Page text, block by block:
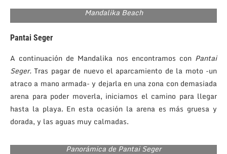
Mandalika Beach
Pantai Seger
A continuación de Mandalika nos encontramos con Pantai
Seger.Tras pagar de nuevo el aparcamiento de la moto -un
atraco a mano armada- y dejarla en una zona con demasiada
arena para poder moverla, iniciamos el camino para llegar
hasta la playa. En esta ocasión la arena es más gruesa y
dorada, y las aguas muy calmadas.
Panorámica de Pantai Seger